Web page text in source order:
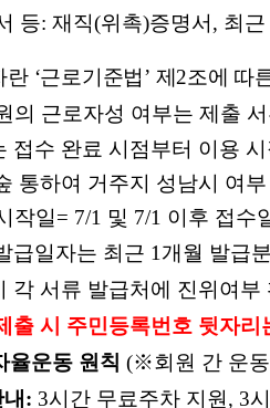
등: 재직(위촉)증명서 , 최근
란 ‘근로기준법’ 제 2조에 따
의 근로자성 여부는 제출
접수 완료 시점부터 이용
통하여 거주지 성남시 여
작일= 7/1 및 7/1 이후 접수
급일자는 최근 1 개월 발급
각 서류 발급처에 진위여부
출 시 주민등록번호 뒷자
율운동 원칙 (※회원 간 운
: 3시간 무료주차 지원 , 3